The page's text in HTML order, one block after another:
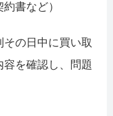
書など）
の日中に買い取
容を確認し、問題